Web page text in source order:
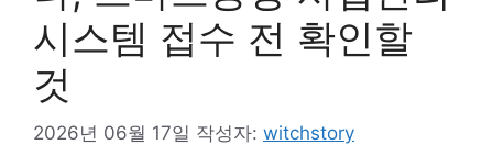
시스템 접수 전 확인할
것
2026년 06월 17일 작성자: witchstory